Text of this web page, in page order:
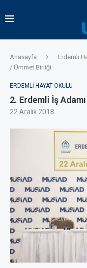
Anasayfa Erdemli
/ Ümmet Birliği
ERDEMLI HAYAT OKULU
2. Erdemli İş
22 Aralık 2018